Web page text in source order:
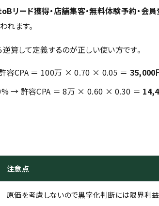
リード獲得・店舗集客・無料体験予約・会
れます。
算して定義するのが正しい使い方です。
容CPA ＝ 100万 × 0.70 × 0.05 ＝ 35,000
→ 許容CPA ＝ 8万 × 0.60 × 0.30 ＝
注意点
原価を考慮しないので黒字化判断には限界利